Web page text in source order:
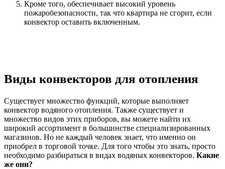
Кроме того, обеспечивает высокий уровень
пожаробезопасности, так что квартира не сгорит, если
конвектор оставить включенным.
Виды конвекторов для отопления
Существует множество функций, которые выполняет
конвектор водяного отопления. Также существует и
множество видов этих приборов, вы можете найти их
широкий ассортимент в большинстве специализированных
магазинов. Но не каждый человек знает, что именно он
приобрел в торговой точке. Для того чтобы это знать, просто
необходимо разбираться в видах водяных конвекторов. Какие
же они?